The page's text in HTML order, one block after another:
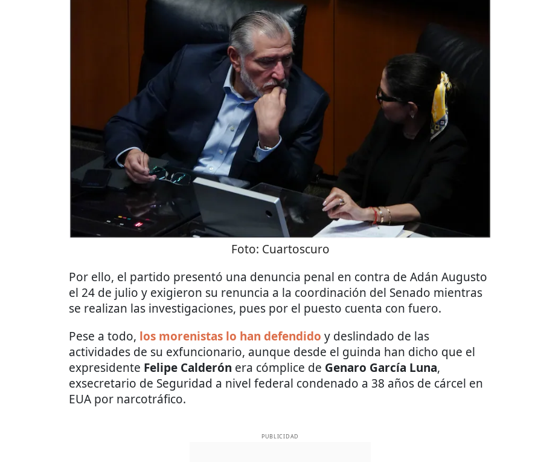
Foto: Cuartoscuro
Por ello, el partido presentó una denuncia penal en contra de Adán Augusto
el 24 de julio y exigieron su renuncia a la coordinación del Senado mientras
se realizan las investigaciones, pues por el puesto cuenta con fuero.
Pese a todo, los morenistas lo han defendido y deslindado de las
actividades de su exfuncionario, aunque desde el guinda han dicho que el
expresidente Felipe Calderón era cómplice de Genaro García Luna,
exsecretario de Seguridad a nivel federal condenado a 38 años de cárcel en
EUA por narcotráfico.
PUBLICIDAD